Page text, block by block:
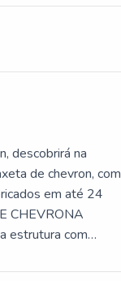
descobrirá na
de chevron, com
em até 24
CHEVRONA
estrutura com